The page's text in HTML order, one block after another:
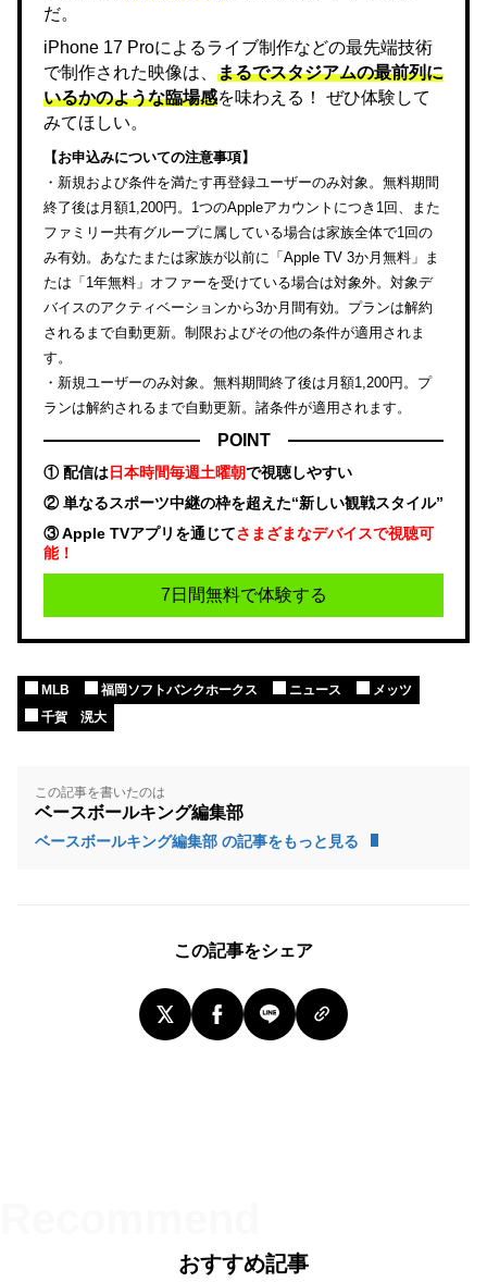
だ。
iPhone 17 Proによるライブ制作などの最先端技術
で制作された映像は、 まるでスタジアムの最前列に
いるかのような臨場感を味わえる！ ぜひ体験して
みてほしい。
【お申込みについての注意事項】
・新規および条件を満たす再登録ユーザーのみ対象。無料期間
終了後は月額1,200円。1つのAppleアカウントにつき1回、また
ファミリー共有グループに属している場合は家族全体で1回の
み有効。あなたまたは家族が以前に「Apple TV 3か月無料」ま
たは「1年無料」オファーを受けている場合は対象外。対象デ
バイスのアクティベーションから3か月間有効。プランは解約
されるまで自動更新。制限およびその他の条件が適用されま
す。
・新規ユーザーのみ対象。無料期間終了後は月額1,200円。プ
ランは解約されるまで自動更新。諸条件が適用されます。
POINT
① 配信は日本時間毎週土曜朝で視聴しやすい
② 単なるスポーツ中継の枠を超えた“新しい観戦スタイル”
③ Apple TVアプリを通じてさまざまなデバイスで視聴可
能！
7日間無料で体験する
MLB 福岡ソフトバンクホークス ニュース
メッツ
千賀 滉大
この記事を書いたのは
ベースボールキング編集部
ベースボールキング編集部 の記事をもっと見る
この記事をシェア
おすすめ記事